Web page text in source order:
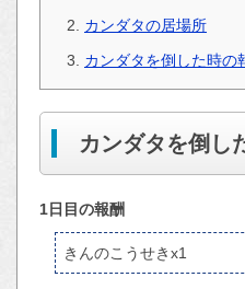
カンダタの居場所
カンダタを倒した時の
カンダタを倒し
1日目の報酬
きんのこうせきx1